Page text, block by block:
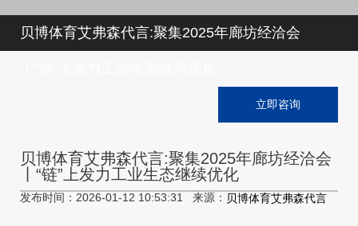
贝博体育艾弗森代言:聚集2025年廊坊经洽会
立即咨询
贝博体育艾弗森代言:聚集2025年廊坊经洽会
丨“链”上发力工业生态继续优化
发布时间：2026-01-12 10:53:31 来源： 贝博体育艾弗森代言